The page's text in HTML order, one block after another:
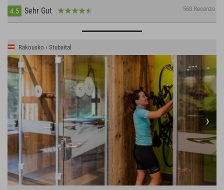
4.5
Sehr Gut 568 Recenze
Rakousko › Stubaital